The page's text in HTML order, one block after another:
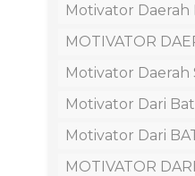
Motivator
MOTIVATOR
Motivator Daerah
Motivator Dari
Motivator Dari
MOTIVATOR